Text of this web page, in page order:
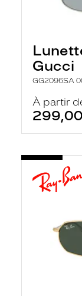
Gucci
GG2096SA
À partir